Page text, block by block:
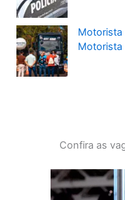
Motorista
Motorista
Confira as